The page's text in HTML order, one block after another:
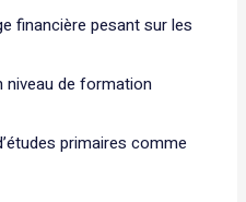
financière pesant sur les
niveau de formation
primaires comme